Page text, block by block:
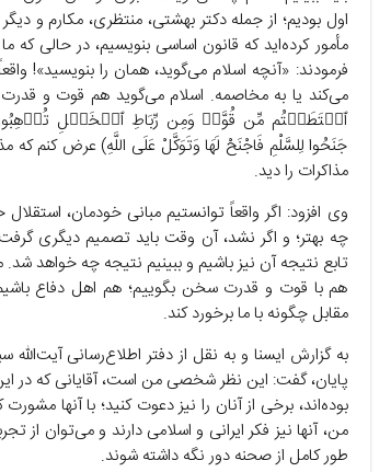
اول بودیم؛ از جمله دکتر بهشتی، منتظری، مکارم و
مأمور کرده‌اید که قانون اساسی بنویسیم، در حالی که
فرمودند: «آنچه اسلام می‌گوید، همان را بنویسید»!
می‌کند یا به مخاصمه. اسلام می‌گوید هم قوت و
ٱسۡتَطَعۡتُم مِّن قُوَّةࣲ وَمِن رِّبَاطِ ٱلۡخَیۡلِ تُرۡهِبُونَ
جَنَحُوا لِلسَّلْمِ فَاجْنَحْ لَهَا وَتَوَکَّلْ عَلَی اللَّهِ) عرض کنم که
مذاکرات را دید.
وی افزود: اگر واقعاً توانستیم مبانی خودمان،
چه بهتر؛ و اگر نشد، آن وقت باید تصمیم دیگری
تابع نتیجه آن نیز باشیم و ببینیم نتیجه چه خواهد
هم با قوت و قدرت سخن بگوییم؛ هم اهل دفاع
مقابل چگونه با ما برخورد کند.
پایان، گفت: این نظر شخصی من است، آقایانی که در
بوده‌اند، برخی از آنان را نیز دعوت کنید؛ با آنها
من، آنها نیز فکر ایرانی و اسلامی دارند و می‌توان از
طور کامل از صحنه دور نگه داشته شوند.